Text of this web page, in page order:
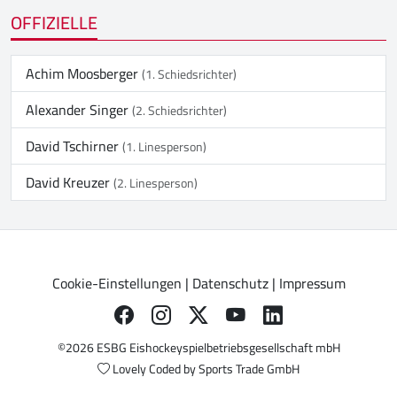
OFFIZIELLE
Achim Moosberger(1. Schiedsrichter)
Alexander Singer(2. Schiedsrichter)
David Tschirner(1. Linesperson)
David Kreuzer(2. Linesperson)
Cookie-Einstellungen | Datenschutz| Impressum
©2026 ESBG Eishockeyspielbetriebsgesellschaft mbH
Lovely Coded bySports Trade GmbH